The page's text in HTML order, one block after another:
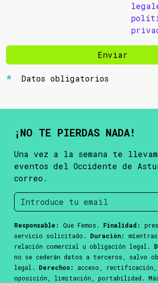
Enviar
Datos obligatorios
¡NO TE PIERDAS NADA!
Una vez a la semana te
eventos del Occidente de
correo.
Responsable: Que Femos. Finalidad:
servicio solicitado. Duración:
relación comercial u obligación legal.
no se cederán datos a terceros, salvo
legal. Derechos:
acceso, rectificación,
oposición, limitación, portabilidad.